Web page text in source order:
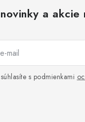
a akcie
s podmienkami